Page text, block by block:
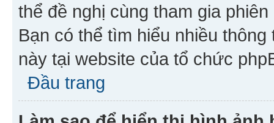
thể đề nghị cùng tham gia
Bạn có thể tìm hiểu nhiều
này tại website của tổ chức
Đầu trang